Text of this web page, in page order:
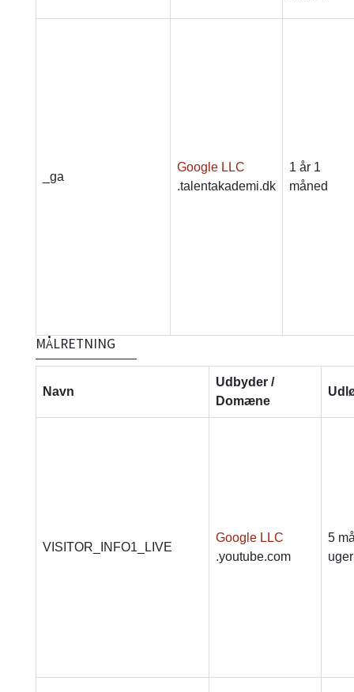
_ga
Google LLC
.talentakademi.dk
1 år 1
måned
MÅLRETNING
Navn
Udbyder /
Domæne
VISITOR_INFO1_LIVE
Google LLC
.youtube.com
5
uger